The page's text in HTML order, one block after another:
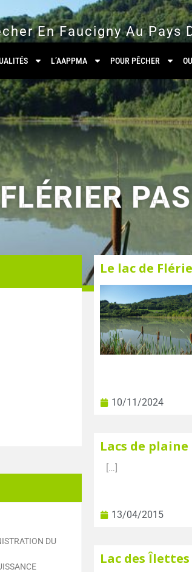
En Faucigny Au Pays
L’AAPPMA POUR PÊCHER
DU
Le lac de
10/11/2024
Lacs de
[…]
13/04/2015
Lac des Îlettes